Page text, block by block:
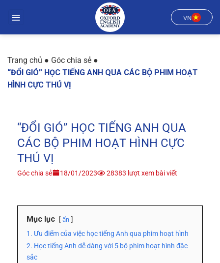
đến
VN
Trang chủ ● Góc chia sẻ ●
“ĐỔI GIÓ” HỌC TIẾNG ANH QUA CÁC BỘ PHIM HOẠT
HÌNH CỰC THÚ VỊ
“ĐỔI GIÓ” HỌC TIẾNG ANH QUA
CÁC BỘ PHIM HOẠT HÌNH CỰC
THÚ VỊ
Góc chia sẻ 18/01/2023 28383 lượt xem bài viết
Mục lục ẩn
1. Ưu điểm của việc học tiếng Anh qua phim hoạt hình
2. Học tiếng Anh dễ dàng với 5 bộ phim hoạt hình đặc
sắc